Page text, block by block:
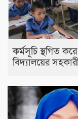
কর্মসূচি স্থগিত
বিদ্যালয়ের